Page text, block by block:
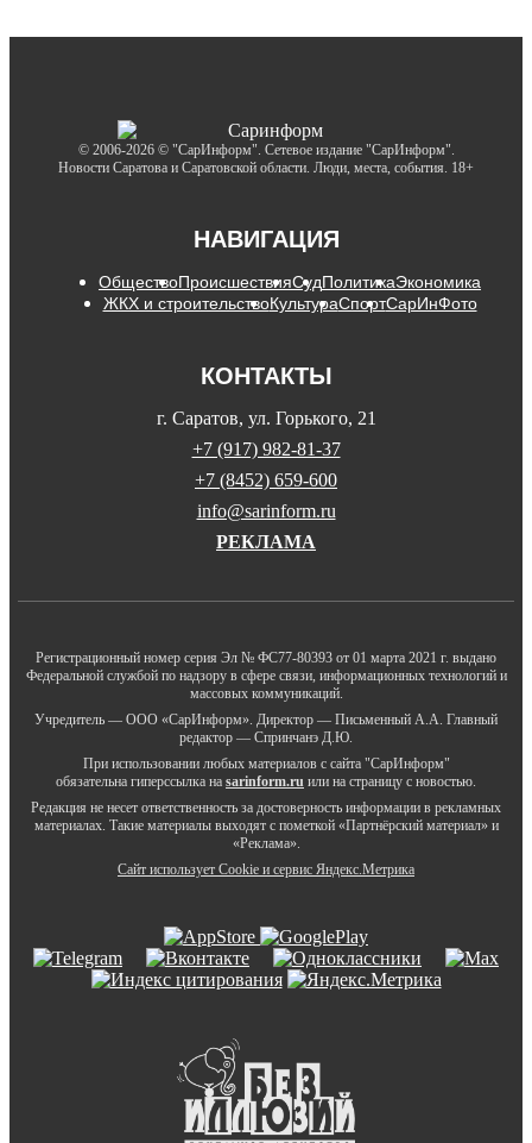
© 2006-2026 © "СарИнформ". Сетевое издание "СарИнформ".
Новости Саратова и Саратовской области. Люди, места, события. 18+
НАВИГАЦИЯ
ОбществоПроисшествияСудПолитикаЭкономика
ЖКХ и строительствоКультураСпортСарИнФото
КОНТАКТЫ
г. Саратов, ул. Горького, 21
+7 (917) 982-81-37
+7 (8452) 659-600
info@sarinform.ru
РЕКЛАМА
Регистрационный номер серия Эл № ФС77-80393 от 01 марта 2021 г. выдано
Федеральной службой по надзору в сфере связи, информационных технологий и
массовых коммуникаций.
Учредитель — ООО «СарИнформ». Директор — Письменный А.А. Главный
редактор — Спринчанэ Д.Ю.
При использовании любых материалов с сайта "СарИнформ"
обязательна гиперссылка на sarinform.ru или на страницу с новостью.
Редакция не несет ответственность за достоверность информации в рекламных
материалах. Такие материалы выходят с пометкой «Партнёрский материал» и
«Реклама».
Сайт использует Cookie и сервиc Яндекс.Метрика